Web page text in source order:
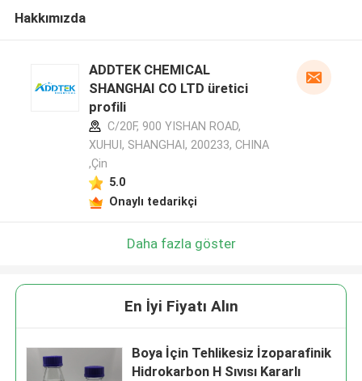
Hakkımızda
ADDTEK CHEMICAL
SHANGHAI CO LTD üretici
profili
C/20F, 900 YISHAN ROAD,
XUHUI, SHANGHAI, 200233, CHINA
,Çin
5.0
Onaylı tedarikçi
Daha fazla göster
En İyi Fiyatı Alın
Boya İçin Tehlikesiz İzoparafinik
Hidrokarbon H Sıvısı Kararlı